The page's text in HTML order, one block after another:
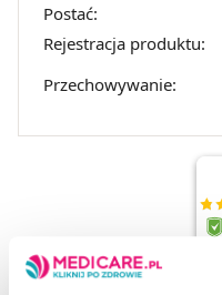
Postać:
Rejestracja produktu:
Przechowywanie: